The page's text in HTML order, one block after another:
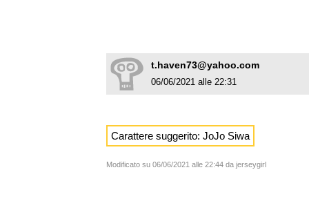
t.haven73@yahoo.com
06/06/2021 alle 22:31
Carattere suggerito: JoJo Siwa
Modificato su 06/06/2021 alle 22:44 da jerseygirl